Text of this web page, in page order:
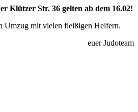
Klützer Str. 36 gelten ab dem 16.02!
Umzug mit vielen fleißigen Helfern.
euer Judoteam